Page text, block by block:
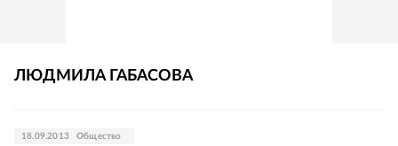
ЛЮДМИЛА ГАБАСОВА
18.09.2013 Общество